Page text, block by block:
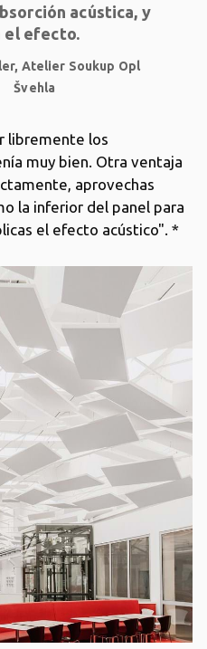
acústica, y
el efecto.
Atelier Soukup Opl
Švehla
libremente los
muy bien. Otra ventaja
aprovechas
la inferior del panel para
el efecto acústico". *